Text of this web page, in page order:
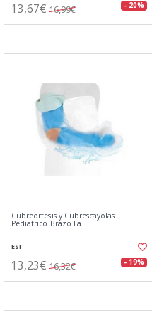
13,67€ 16,99€ - 20%
Cubreortesis y Cubrescayolas
Pediatrico Brazo La
ESI
13,23€ 16,32€ - 19%